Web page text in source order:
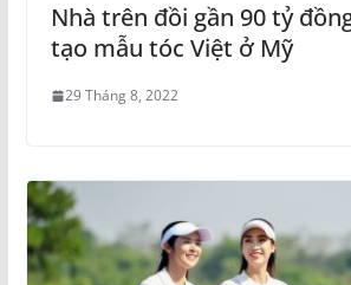
Nhà trên đồi gần 90 tỷ
tạo mẫu tóc Việt ở Mỹ
29 Tháng 8, 2022